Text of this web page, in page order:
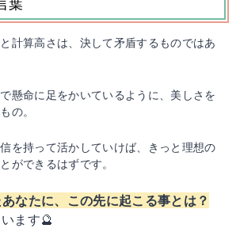
葉
計算高さは、決して矛盾するものではあ
懸命に足をかいているように、美しさを
の。
を持って活かしていけば、きっと理想の
ができるはずです。
なたに、この先に起こる事とは？
ます🔮